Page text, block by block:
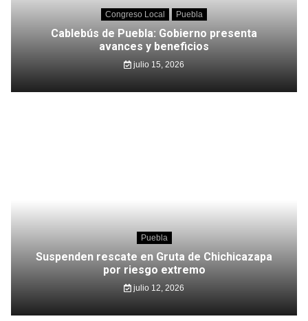
Congreso Local Puebla
Cablebús de Puebla: Gobierno presenta
avances y beneficios
julio 15, 2026
Puebla
Suspenden rescate en Gruta de Chichicazapa
por riesgo extremo
julio 12, 2026